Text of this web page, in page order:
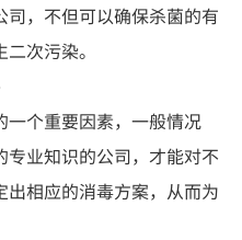
，不但可以确保杀菌的有
次污染。
个重要因素，一般情况
业知识的公司，才能对不
相应的消毒方案，从而为